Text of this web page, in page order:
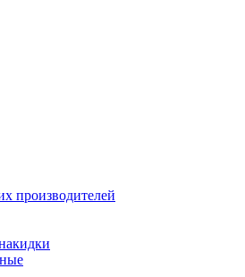
производителей